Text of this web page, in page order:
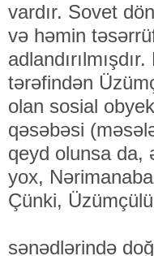
vardır. Sovet
və həmin
tərəfindən
olan sosial
qəsəbəsi
qeyd olunsa da,
yox,
Çünki,
sənədlərində